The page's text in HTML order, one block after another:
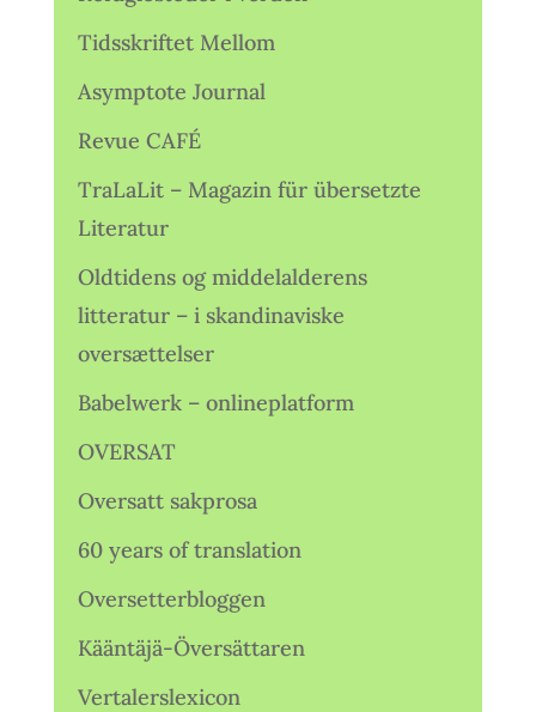
Tidsskriftet Mellom
Asymptote Journal
Revue CAFÉ
TraLaLit – Magazin für übersetzte
Literatur
Oldtidens og middelalderens
litteratur – i skandinaviske
oversættelser
Babelwerk – onlineplatform
OVERSAT
Oversatt sakprosa
60 years of translation
Oversetterbloggen
Kääntäjä-Översättaren
Vertalerslexicon